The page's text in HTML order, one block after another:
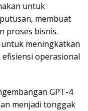
untuk
membuat
proses bisnis.
meningkatkan
operasional
GPT-4
menjadi tonggak